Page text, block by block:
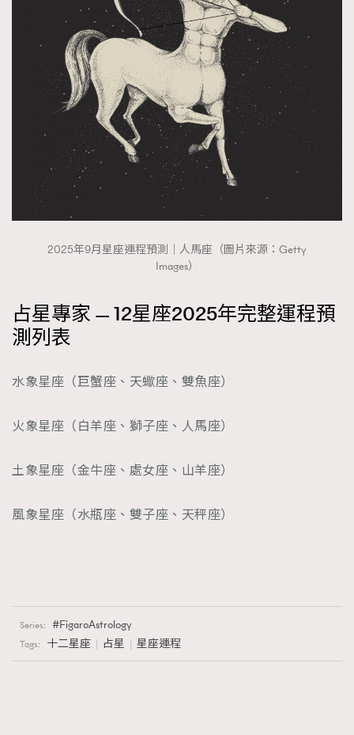
2025年9月星座運程預測｜人馬座（圖片來源：Getty
Images）
占星專家 — 12星座2025年完整運程預
測列表
水象星座（巨蟹座、天蠍座、雙魚座）
火象星座（白羊座、獅子座、人馬座）
土象星座（金牛座、處女座、山羊座）
風象星座（水瓶座、雙子座、天秤座）
Series: FigaroAstrology
Tags: 十二星座 占星 星座運程